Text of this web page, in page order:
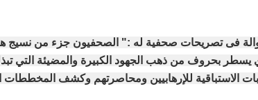
فى تصريحات صحفية له :" الصحفيون جزء من نسيج
يسطر بحروف من ذهب الجهود الكبيرة والمضيئة التي
الاستباقية للإرهابيين ومحاصرتهم وكشف المخططات